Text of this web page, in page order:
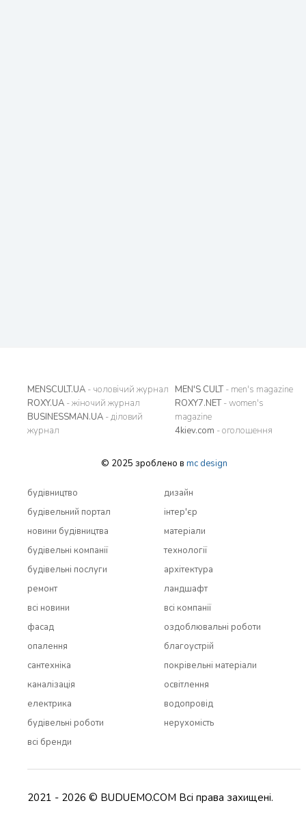
MENSCULT.UA - чоловічий журнал
ROXY.UA - жіночий журнал
BUSINESSMAN.UA - діловий
журнал
MEN'S CULT- men's magazine
ROXY7.NET- women's
magazine
4kiev.com - оголошення
© 2025 зроблено в mc design
будівництво
будівельний портал
новини будівництва
будівельні компанії
будівельні послуги
ремонт
всi новини
дизайн
інтер'єр
матеріали
технології
архітектура
ландшафт
всi компанії
фасад
опалення
сантехніка
каналізація
електрика
будівельні роботи
всi бренди
оздоблювальні роботи
благоустрій
покрівельні матеріали
освітлення
водопровід
нерухомість
2021 - 2026 © BUDUEMO.COM Всі права захищені.